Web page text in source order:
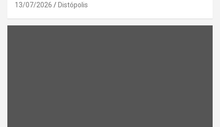
13/07/2026 Distópolis